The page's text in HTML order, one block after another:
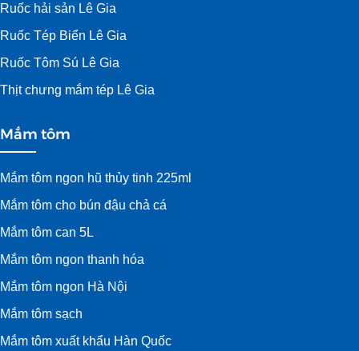
Ruốc hải sản Lê Gia
Ruốc Tép Biển Lê Gia
Ruốc Tôm Sú Lê Gia
Thịt chưng mắm tép Lê Gia
Mắm tôm
Mắm tôm ngon hũ thủy tinh 225ml
Mắm tôm cho bún đậu chả cá
Mắm tôm can 5L
Mắm tôm ngon thanh hóa
Mắm tôm ngon Hà Nội
Mắm tôm sạch
Mắm tôm xuất khẩu Hàn Quốc